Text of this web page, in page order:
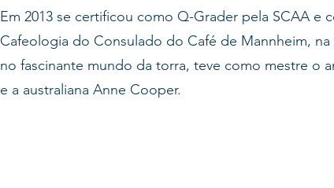
Em 2013 se certificou como Q-Grader pela SCAA e
Cafeologia do Consulado do Café de Mannheim,
no fascinante mundo da torra, teve como mestre o
e a australiana Anne Cooper.